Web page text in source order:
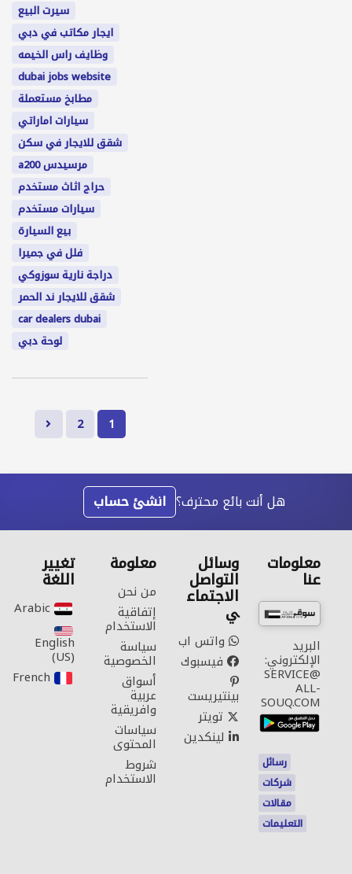
سيرت البيع
ايجار مكاتب في دبي
وظايف راس الخيمه
dubai jobs website
مطابخ مستعملة
سيارات اماراتي
شقق للايجار في سكن
مرسيدس a200
حراج اثاث مستخدم
سيارات مستخدم
بيع السيارة
فلل في جميرا
دراجة نارية سوزوكي
شقق للايجار ند الحمر
car dealers dubai
لوحة دبي
1
2
هل أنت بائع محترف؟ انشئ حساب
معلومات
عنا
البريد
الإلكتروني:
SERVICE@
ALL-
SOUQ.COM
رسائل
شركات
مقالات
التعليمات
وسائل
التواصل
الاجتماع
ي
واتس اب
فيسبوك
بينتيريست
تويتر
لينكدين
معلومة
من نحن
إتفاقية
الاستخدام
سياسة
الخصوصية
أسواق
عربية
وافريقية
سياسات
المحتوى
شروط
الاستخدام
تغيير
اللغة
Arabic‎
English
(US)‎
French‎